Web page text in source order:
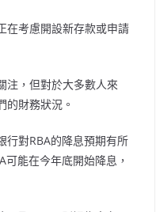
在考慮開設新存款或申請
注，但對於大多數人來
的財務狀況。
行對RBA的降息預期有所
能在今年底開始降息，